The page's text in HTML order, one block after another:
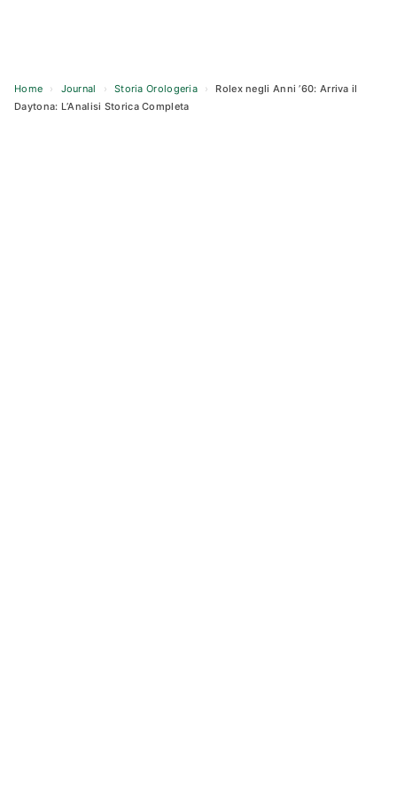
Home › Journal › Storia Orologeria ›
Rolex negli Anni ’60: Arriva il
Daytona: L’Analisi Storica Completa